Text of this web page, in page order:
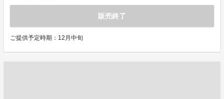
販売終了
ご提供予定時期：12月中旬